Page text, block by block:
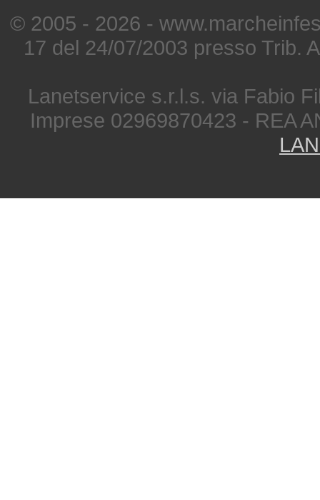
© 2005 - 2026 -
17 del 24/07/2003 presso Trib.
Lanetservice s.r.l.s. via Fabio
Imprese 02969870423 - REA